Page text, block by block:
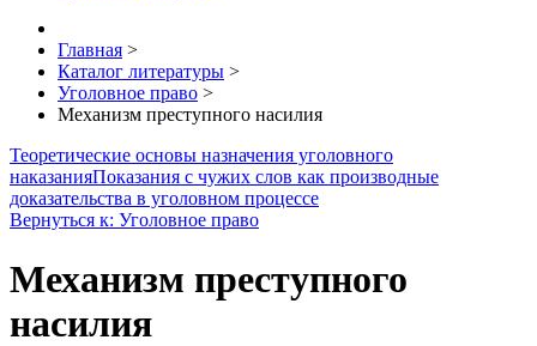
Главная >
Каталог литературы >
Уголовное право >
Механизм преступного насилия
Теоретические основы назначения уголовного
наказанияПоказания с чужих слов как производные
доказательства в уголовном процессе
Вернуться к: Уголовное право
Механизм преступного
насилия